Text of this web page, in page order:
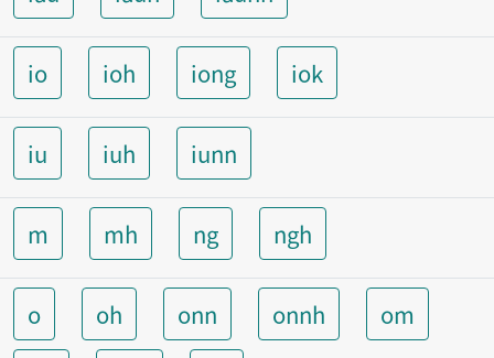
io ioh iong iok
iu iuh iunn
m mh ng ngh
o oh onn onnh
om